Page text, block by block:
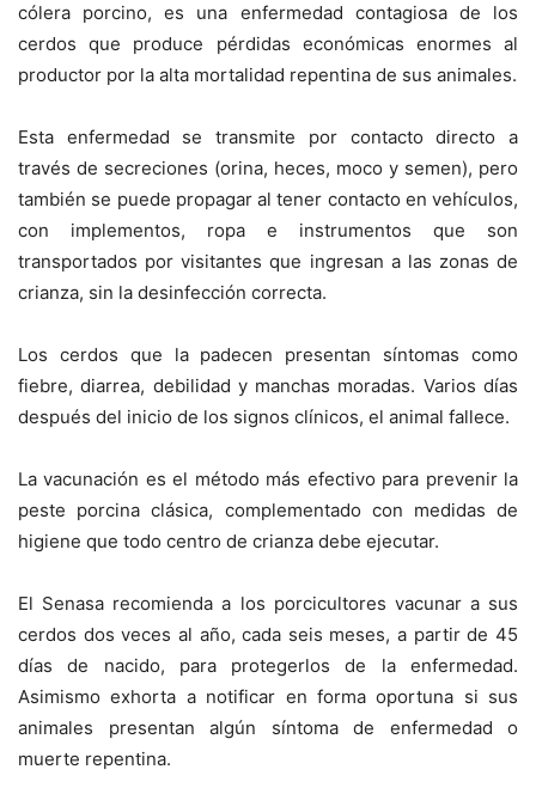
cólera porcino, es una enfermedad contagiosa de los
cerdos que produce pérdidas económicas enormes al
productor por la alta mortalidad repentina de sus animales.
Esta enfermedad se transmite por contacto directo a
través de secreciones (orina, heces, moco y semen), pero
también se puede propagar al tener contacto en vehículos,
con implementos, ropa e instrumentos que son
transportados por visitantes que ingresan a las zonas de
crianza, sin la desinfección correcta.
Los cerdos que la padecen presentan síntomas como
fiebre, diarrea, debilidad y manchas moradas. Varios días
después del inicio de los signos clínicos, el animal fallece.
La vacunación es el método más efectivo para prevenir la
peste porcina clásica, complementado con medidas de
higiene que todo centro de crianza debe ejecutar.
El Senasa recomienda a los porcicultores vacunar a sus
cerdos dos veces al año, cada seis meses, a partir de 45
días de nacido, para protegerlos de la enfermedad.
Asimismo exhorta a notificar en forma oportuna si sus
animales presentan algún síntoma de enfermedad o
muerte repentina.